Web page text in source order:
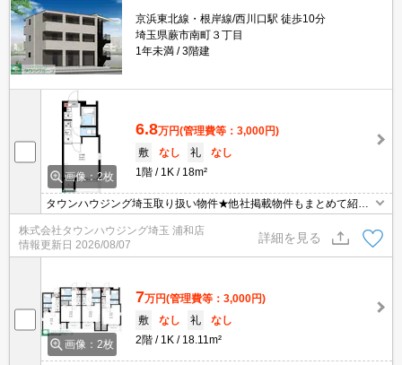
京浜東北線・根岸線/西川口駅 徒歩10分
埼玉県蕨市南町３丁目
1年未満
3階建
画像：2枚
6.8万円(管理費等：3,000円)
敷
なし 礼
なし
1階
1K 18m²
タウンハウジング埼玉取り扱い物件★他社掲載物件もまとめて紹介
できます・オンラインでの面談＆見学も対応
株式会社タウンハウジング埼玉 浦和店
情報更新日 2026/08/07
詳細を見る
画像：2枚
7万円(管理費等：3,000円)
敷
なし 礼
なし
2階
1K 18.11m²